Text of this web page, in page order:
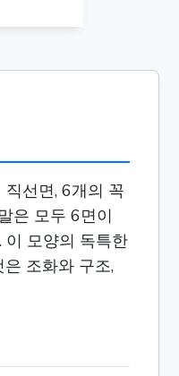
선면, 6개의 꼭
은 모두 6면이
모양의 독특한
조화와 구조,